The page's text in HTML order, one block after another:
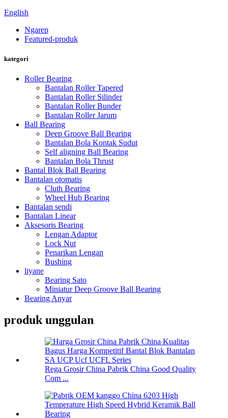
English
Ngarep
Featured-produk
kategori
Roller Bearing
Bantalan Roller Tapered
Bantalan Roller Silinder
Bantalan Roller Bunder
Bantalan Roller Jarum
Ball Bearing
Deep Groove Ball Bearing
Bantalan Bola Kontak Sudut
Self aligning Ball Bearing
Bantalan Bola Thrust
Bantal Blok Ball Bearing
Bantalan otomatis
Cluth Bearing
Wheel Hub Bearing
Bantalan sendi
Bantalan Linear
Aksesoris Bearing
Lengan Adaptor
Lock Nut
Penarikan Lengan
Bushing
liyane
Bearing Sato
Miniatur Deep Groove Ball Bearing
Bearing Anyar
produk unggulan
Rega Grosir China Pabrik China Good Quality
Com ...